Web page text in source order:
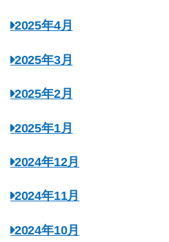
2025年4月
2025年3月
2025年2月
2025年1月
2024年12月
2024年11月
2024年10月